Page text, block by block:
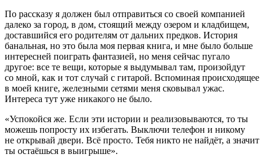
По рассказу я должен был отправиться со своей компанией
далеко за город, в дом, стоящий между озером и кладбищем,
доставшийся его родителям от дальних предков. История
банальная, но это была моя первая книга, и мне было больше
интересней поиграть фантазией, но меня сейчас пугало
другое: все те вещи, которые я выдумывал там, произойдут
со мной, как и тот случай с гитарой. Вспоминая происходящее
в моей книге, железными сетями меня сковывал ужас.
Интереса тут уже никакого не было.
«Успокойся же. Если эти истории и реализовываются, то ты
можешь попросту их избегать. Выключи телефон и никому
не открывай двери. Всё просто. Тебя никто не найдёт, а значит
ты остаёшься в выигрыше».